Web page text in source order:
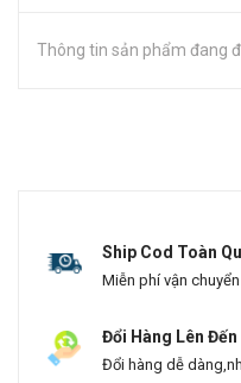
Thông tin sản phẩm đang
Ship Cod Toàn
Miễn phí vận
Đổi Hàng Lên Đến
Đổi hàng dễ